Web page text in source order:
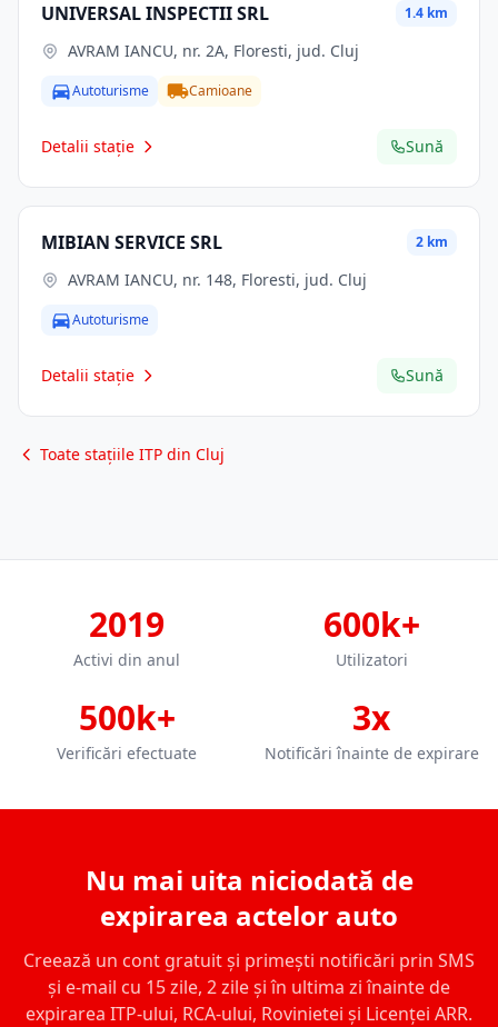
UNIVERSAL INSPECTII SRL 1.4 km
AVRAM IANCU, nr. 2A, Floresti, jud. Cluj
Autoturisme Camioane
Detalii stație Sună
MIBIAN SERVICE SRL 2 km
AVRAM IANCU, nr. 148, Floresti, jud. Cluj
Autoturisme
Detalii stație Sună
Toate stațiile ITP din Cluj
2019
Activi din anul
600k+
Utilizatori
500k+
Verificări efectuate
3x
Notificări înainte de expirare
Nu mai uita niciodată de
expirarea actelor auto
Creează un cont gratuit și primești notificări prin SMS
și e-mail cu 15 zile, 2 zile și în ultima zi înainte de
expirarea ITP-ului, RCA-ului, Rovinietei și Licenței ARR.